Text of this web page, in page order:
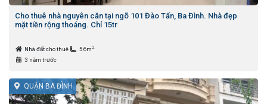
Cho thuê nhà nguyên căn tại ngõ 101 Đào Tấn, Ba Đình. Nhà đẹp
mặt tiền rộng thoáng. Chỉ 15tr
Nhà đất cho thuê 56m 2
3 năm trước
QUẬN BA ĐÌNH